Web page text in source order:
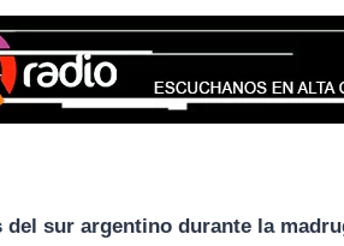
sur argentino durante la